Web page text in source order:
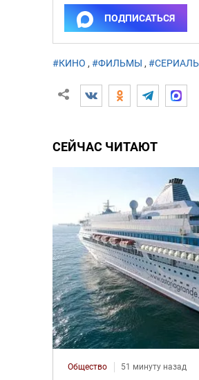
ПОДПИСАТЬСЯ
#КИНО , #ФИЛЬМЫ ,
СЕЙЧАС ЧИТАЮТ
Общество 51 минуту назад